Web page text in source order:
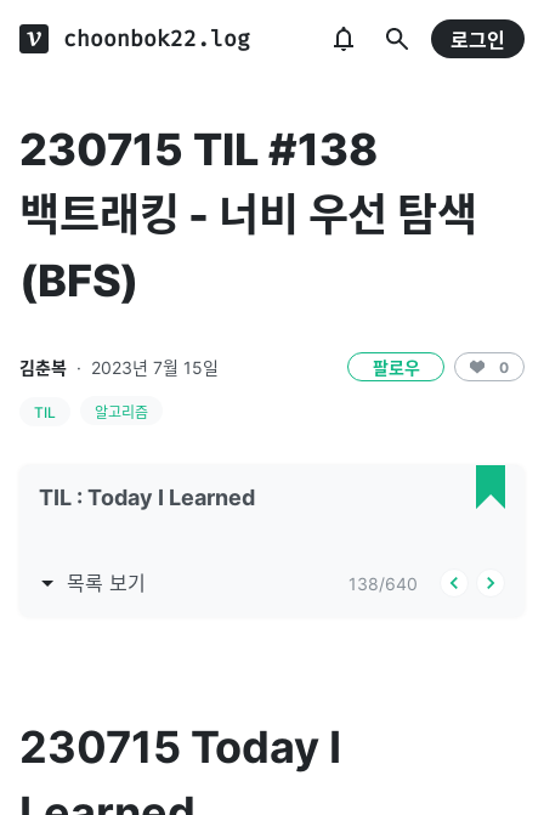
choonbok22.log 로그인
230715 TIL #138
백트래킹 - 너비 우선 탐색
(BFS)
김춘복 · 2023년 7월 15일 팔로우 0
TIL 알고리즘
TIL : Today I Learned
목록 보기 138/640
230715 Today I